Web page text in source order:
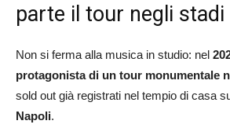
parte il tour negli stadi
Non si ferma alla musica in studio: nel
protagonista di un tour monumentale
sold out già registrati nel tempio di casa
Napoli.